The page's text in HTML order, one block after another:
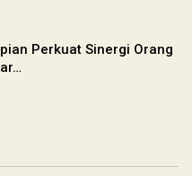
Perkuat Sinergi Orang